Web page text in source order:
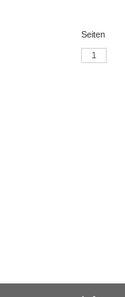
Seiten
1